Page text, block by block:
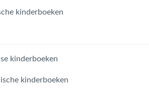
kinderboeken
kinderboeken
kinderboeken